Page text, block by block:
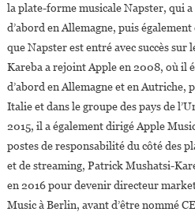
la plate-forme musicale Napster, qui a
d’abord en Allemagne, puis
que Napster est entré avec succès
Kareba a rejoint Apple en 2008, où il
d’abord en Allemagne et en Autriche,
Italie et dans le groupe des pays de
2015, il a également dirigé Apple
postes de responsabilité du côté des
et de streaming, Patrick Mushatsi-
en 2016 pour devenir directeur
Music à Berlin, avant d’être nommé